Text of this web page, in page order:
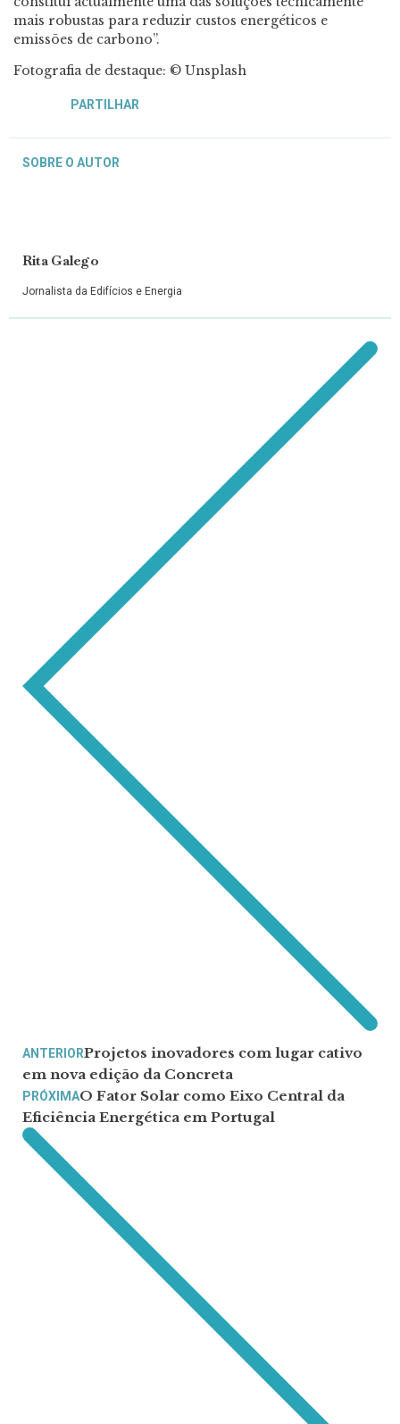
mais robustas para reduzir custos energéticos e
emissões de carbono”.
Fotografia de destaque: © Unsplash
PARTILHAR
SOBRE O AUTOR
Rita Galego
Jornalista da Edifícios e Energia
ANTERIORProjetos inovadores com lugar cativo
em nova edição da Concreta
PRÓXIMAO Fator Solar como Eixo Central da
Eficiência Energética em Portugal